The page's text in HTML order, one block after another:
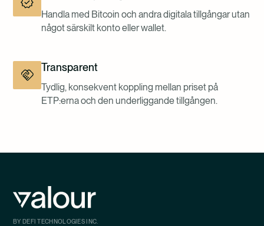
Handla med Bitcoin och andra digitala tillgångar utan
något särskilt konto eller wallet.
Transparent
Tydlig, konsekvent koppling mellan priset på
ETP:erna och den underliggande tillgången.
BY DEFI TECHNOLOGIES INC.